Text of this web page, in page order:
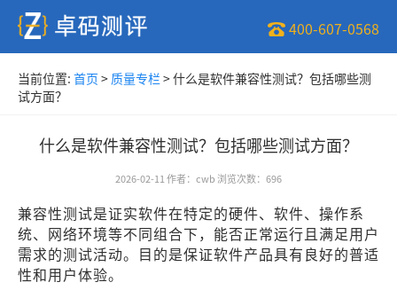
400-607-0568
当前位置: 首页 > 质量专栏 >什么是软件兼容性测试？包括哪些测
试方面？
什么是软件兼容性测试？包括哪些测试方面？
2026-02-11 作者： cwb 浏览次数： 696
兼容性测试是证实软件在特定的硬件、软件、操作系
统、网络环境等不同组合下，能否正常运行且满足用户
需求的测试活动。目的是保证软件产品具有良好的普适
性和用户体验。